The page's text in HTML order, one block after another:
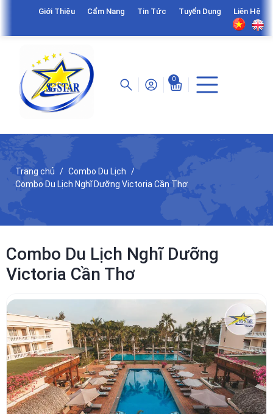
Giới Thiệu Cẩm Nang Tin Tức Tuyển Dụng Liên Hệ
0
Trang chủ
Combo Du Lịch
Combo Du Lịch Nghĩ Dưỡng Victoria Cần Thơ
Combo Du Lịch Nghĩ Dưỡng
Victoria Cần Thơ